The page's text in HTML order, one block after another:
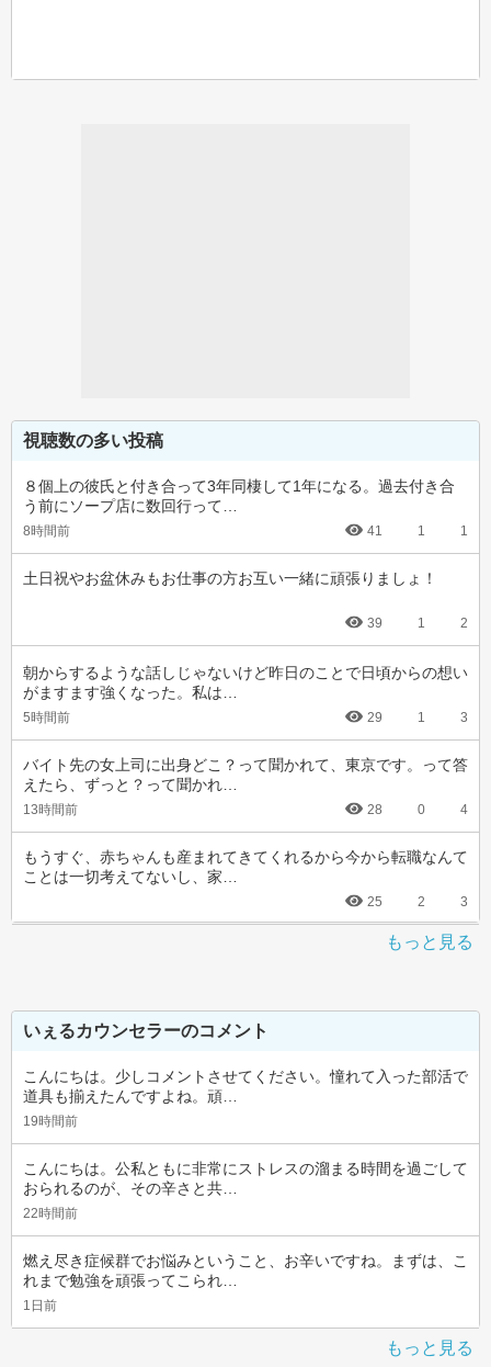
視聴数の多い投稿
８個上の彼氏と付き合って3年同棲して1年になる。過去付き合
う前にソープ店に数回行って…
8時間前 41 1 1
土日祝やお盆休みもお仕事の方お互い一緒に頑張りましょ！
39 1 2
朝からするような話しじゃないけど昨日のことで日頃からの想い
がますます強くなった。私は…
5時間前 29 1 3
バイト先の女上司に出身どこ？って聞かれて、東京です。って答
えたら、ずっと？って聞かれ…
13時間前 28 0 4
もうすぐ、赤ちゃんも産まれてきてくれるから今から転職なんて
ことは一切考えてないし、家…
25 2 3
もっと見る
いぇるカウンセラーのコメント
こんにちは。少しコメントさせてください。憧れて入った部活で
道具も揃えたんですよね。頑…
19時間前
こんにちは。公私ともに非常にストレスの溜まる時間を過ごして
おられるのが、その辛さと共…
22時間前
燃え尽き症候群でお悩みということ、お辛いですね。まずは、こ
れまで勉強を頑張ってこられ…
1日前
もっと見る